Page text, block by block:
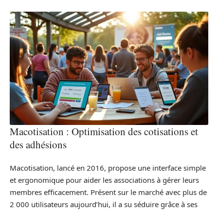
Macotisation : Optimisation des cotisations et
des adhésions
Macotisation, lancé en 2016, propose une interface simple
et ergonomique pour aider les associations à gérer leurs
membres efficacement. Présent sur le marché avec plus de
2 000 utilisateurs aujourd’hui, il a su séduire grâce à ses